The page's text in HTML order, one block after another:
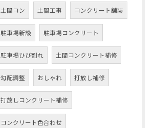
土間コン 土間工事 コンクリート舗装
駐車場新設 駐車場コンクリート
駐車場ひび割れ 土間コンクリート補修
勾配調整 おしゃれ 打放し補修
打放しコンクリート補修
コンクリート色合わせ